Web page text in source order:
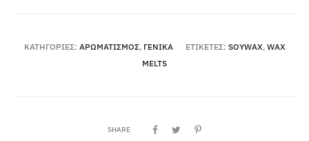
ΚΑΤΗΓΟΡΊΕΣ: ΑΡΩΜΑΤΙΣΜΌΣ, ΓΕΝΙΚΆ ΕΤΙΚΈΤΕΣ: SOYWAX, WAX
MELTS
SHARE